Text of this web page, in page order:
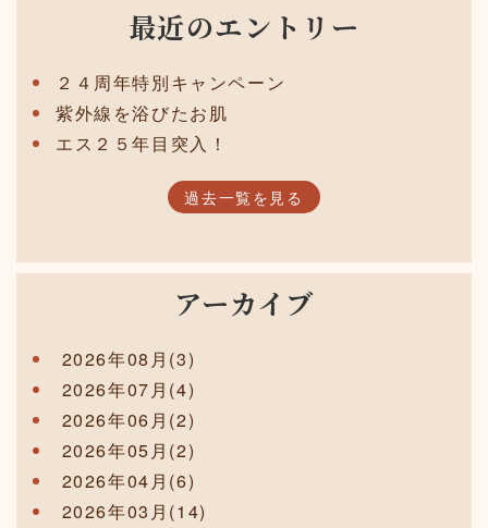
最近のエントリー
２４周年特別キャンペーン
紫外線を浴びたお肌
エス２５年目突入！
過去一覧を見る
アーカイブ
2026年08月(3)
2026年07月(4)
2026年06月(2)
2026年05月(2)
2026年04月(6)
2026年03月(14)